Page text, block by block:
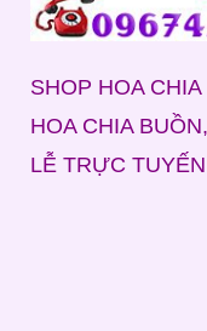
SHOP HOA
HOA CHIA
LỄ TRỰC TUYẾN